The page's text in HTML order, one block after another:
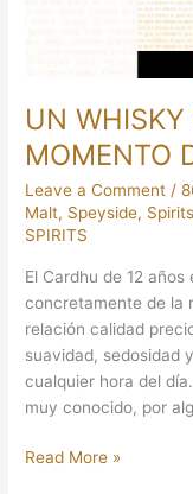
UN WHISKY
MOMENTO
Leave a Comment /
Malt, Speyside, Spirits
SPIRITS
El Cardhu de 12
concretamente de la
relación calidad
suavidad, sedosidad
cualquier hora del
muy conocido, por
Read More »